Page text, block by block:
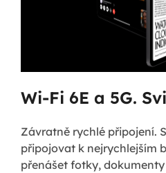
Wi-Fi 6E a 5G.
Závratně rychlé připojení.
připojovat k nejrychlejším
přenášet fotky,